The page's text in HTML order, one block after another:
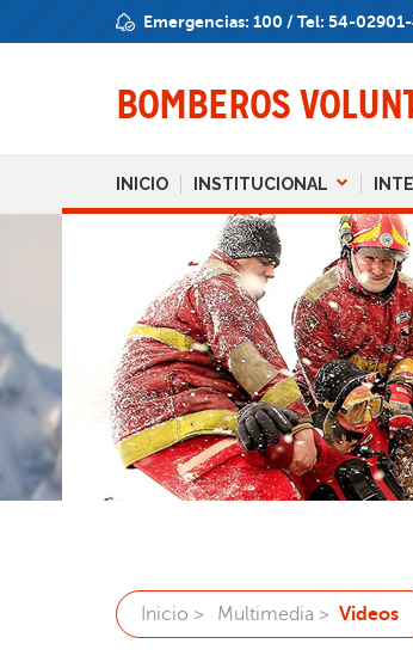
Emergencias: 100 / Tel: 54-
BOMBEROS
INICIO INSTITUCIONAL
Inicio > Multimedia > Videos